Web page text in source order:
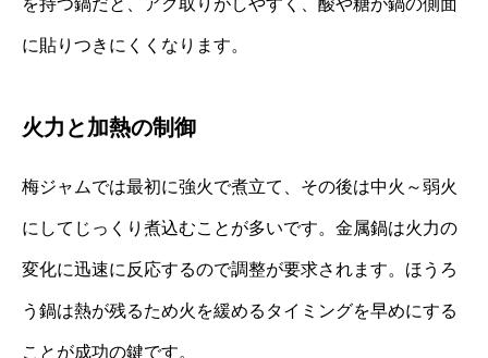
を持つ鍋だと、アク取りがしやすく、酸や糖が鍋の側面
に貼りつきにくくなります。
火力と加熱の制御
梅ジャムでは最初に強火で煮立て、その後は中火～弱火
にしてじっくり煮込むことが多いです。金属鍋は火力の
変化に迅速に反応するので調整が要求されます。ほうろ
う鍋は熱が残るため火を緩めるタイミングを早めにする
ことが成功の鍵です。